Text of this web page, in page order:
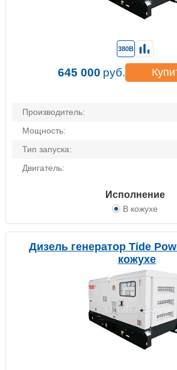
Производитель:
Мощность:
Тип запуска:
Двигатель:
Исполнение
В кожухе
380В
645 000 руб.
Дизель генератор Tide
кожухе